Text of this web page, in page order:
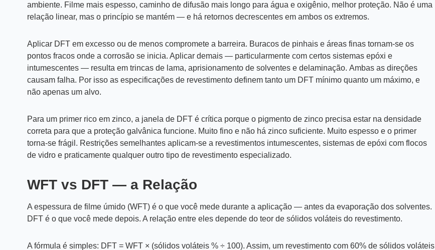
ambiente. Filme mais espesso, caminho de difusão mais longo para água e oxigênio, melhor proteção. Não é uma
relação linear, mas o princípio se mantém — e há retornos decrescentes em ambos os extremos.
Aplicar DFT em excesso ou de menos compromete a barreira. Buracos de pinhais e áreas finas tornam-se os
pontos fracos onde a corrosão se inicia. Aplicar demais — particularmente com certos sistemas epóxi e
intumescentes — resulta em trincas de lama, aprisionamento de solventes e delaminação. Ambas as direções
causam falha. Por isso as especificações de revestimento definem tanto um DFT mínimo quanto um máximo, e
não apenas um alvo.
Para um primer rico em zinco, a janela de DFT é crítica porque o pigmento de zinco precisa estar na densidade
correta para que a proteção galvânica funcione. Muito fino e não há zinco suficiente. Muito espesso e o primer
torna-se frágil. Restrições semelhantes aplicam-se a revestimentos intumescentes, sistemas de epóxi com flocos
de vidro e praticamente qualquer outro tipo de revestimento especializado.
WFT vs DFT — a Relação
A espessura de filme úmido (WFT) é o que você mede durante a aplicação — antes da evaporação dos solventes.
DFT é o que você mede depois. A relação entre eles depende do teor de sólidos voláteis do revestimento.
A fórmula é simples: DFT = WFT × (sólidos voláteis % ÷ 100). Assim, um revestimento com 60% de sólidos voláteis